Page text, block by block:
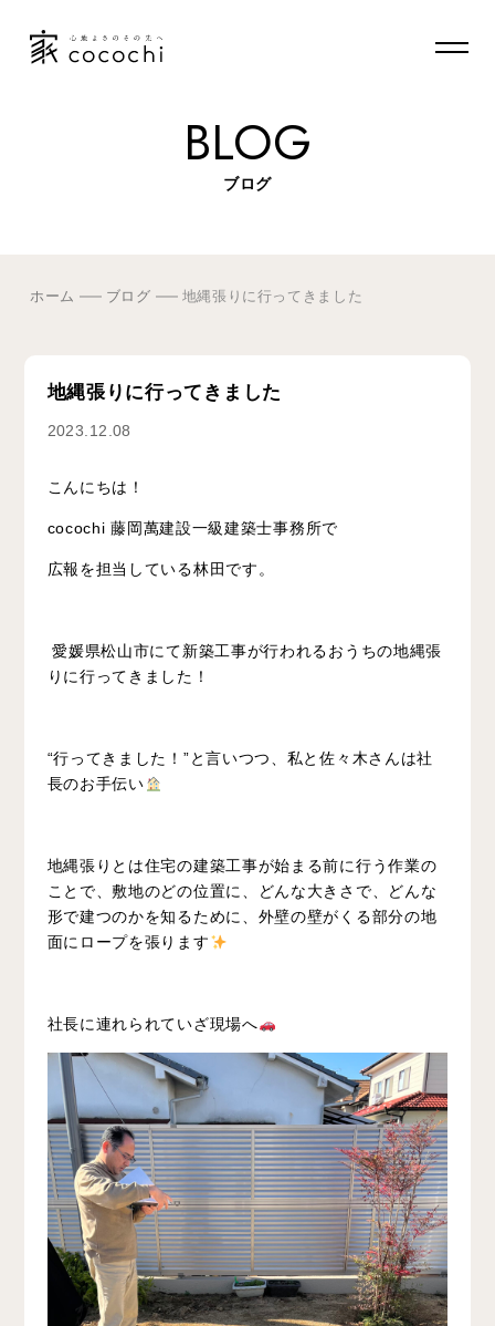
BLOG
ブログ
ホーム ブログ 地縄張りに行ってきました
地縄張りに行ってきました
2023.12.08
こんにちは！
cocochi 藤岡萬建設一級建築士事務所で
広報を担当している林田です。
愛媛県松山市にて新築工事が行われるおうちの地縄張
りに行ってきました！
“行ってきました！”と言いつつ、私と佐々木さんは社
長のお手伝い
地縄張りとは住宅の建築工事が始まる前に行う作業の
ことで、敷地のどの位置に、どんな大きさで、どんな
形で建つのかを知るために、外壁の壁がくる部分の地
面にロープを張ります
社長に連れられていざ現場へ